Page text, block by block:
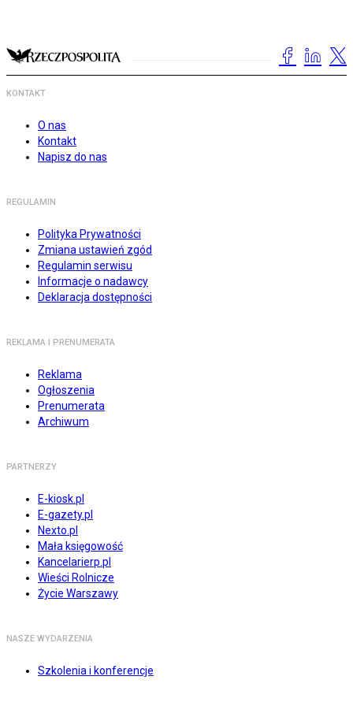
KONTAKT
O nas
Kontakt
Napisz do nas
REGULAMIN
Polityka Prywatności
Zmiana ustawień zgód
Regulamin serwisu
Informacje o nadawcy
Deklaracja dostępności
REKLAMA I PRENUMERATA
Reklama
Ogłoszenia
Prenumerata
Archiwum
PARTNERZY
E-kiosk.pl
E-gazety.pl
Nexto.pl
Mała księgowość
Kancelarierp.pl
Wieści Rolnicze
Życie Warszawy
NASZE WYDARZENIA
Szkolenia i konferencje